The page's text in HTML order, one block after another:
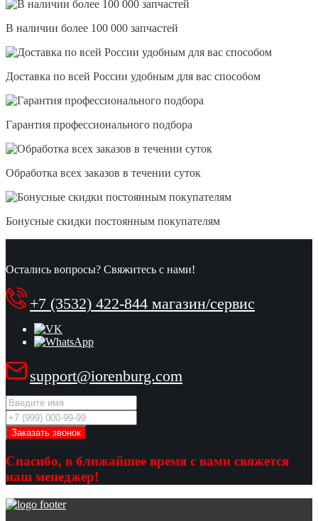
В наличии более 100 000 запчастей
Доставка по всей России удобным для вас способом
Гарантия профессионального подбора
Обработка всех заказов в течении суток
Бонусные скидки постоянным покупателям
Остались вопросы? Свяжитесь с нами!
+7 (3532) 422-844 магазин/сервис
support@iorenburg.com
Спасибо, в ближайшее время с вами свяжется
наш менеджер!